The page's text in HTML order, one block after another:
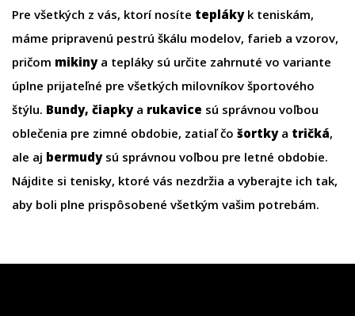
Pre všetkých z vás, ktorí nosíte teplákyk teniskám,
máme pripravenú pestrú škálu modelov, farieb a vzorov,
pričom mikinya tepláky sú určite zahrnuté vo variante
úplne prijateľné pre všetkých milovníkov športového
štýlu. Bundy, čiapky a rukavice sú správnou voľbou
oblečenia pre zimné obdobie, zatiaľ čo šortkya tričká,
ale aj bermudysú správnou voľbou pre letné obdobie.
Nájdite si tenisky, ktoré vás nezdržia a vyberajte ich tak,
aby boli plne prispôsobené všetkým vašim potrebám.